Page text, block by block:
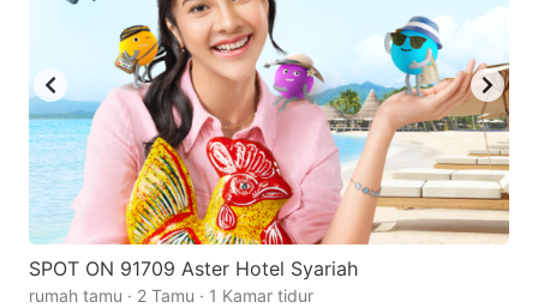
SPOT ON 91709 Aster Hotel Syariah
rumah tamu · 2 Tamu · 1 Kamar tidur